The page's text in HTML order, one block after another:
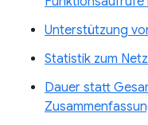
Unterstützung
Statistik zum
Dauer statt